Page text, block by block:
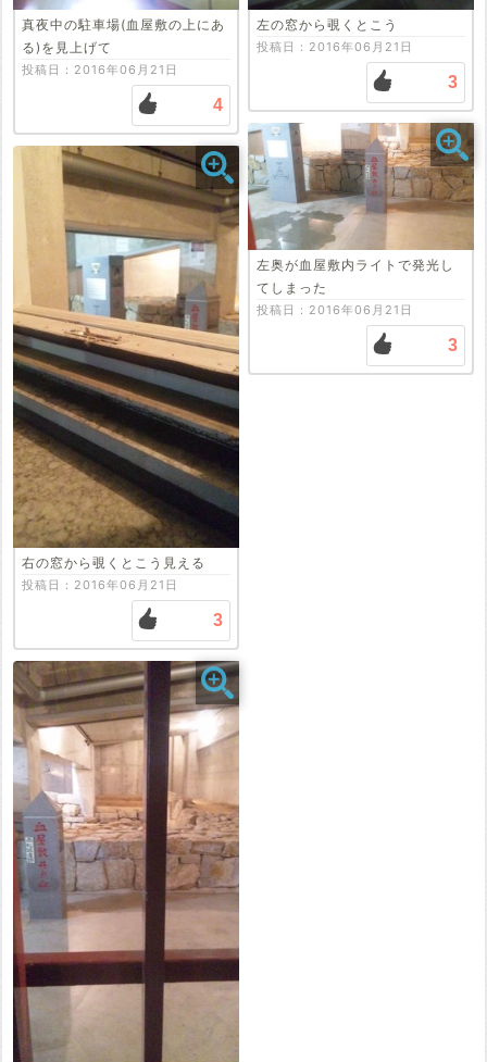
投稿する
真夜中の駐車場(血屋敷の上にあ
る)を見上げて
投稿日：2016年06月21日
4
右の窓から覗くとこう見える
投稿日：2016年06月21日
3
左の窓から覗くとこう
投稿日：2016年06月21日
3
左奥が血屋敷内ライトで発光し
てしまった
投稿日：2016年06月21日
3